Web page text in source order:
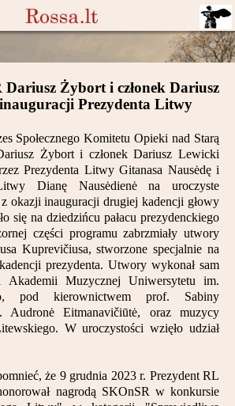
Dariusz Żybort i członek Dariusz
Prezydenta Litwy
Społecznego Komitetu Opieki nad Starą
Żybort i członek Dariusz Lewicki
Prezydenta Litwy Gitanasa Nausėdę i
Dianę Nausėdienė na uroczyste
okazji inauguracji drugiej kadencji głowy
się na dziedzińcu pałacu prezydenckiego
części programu zabrzmiały utwory
Kuprevičiusa, stworzone specjalnie na
prezydenta. Utwory wykonał sam
Akademii Muzycznej Uniwersytetu im.
pod kierownictwem prof. Sabiny
Eitmanavičiūtė, oraz muzycy
W uroczystości wzięło udział
że 9 grudnia 2023 r. Prezydent RL
nagrodą SKOnSR w konkursie